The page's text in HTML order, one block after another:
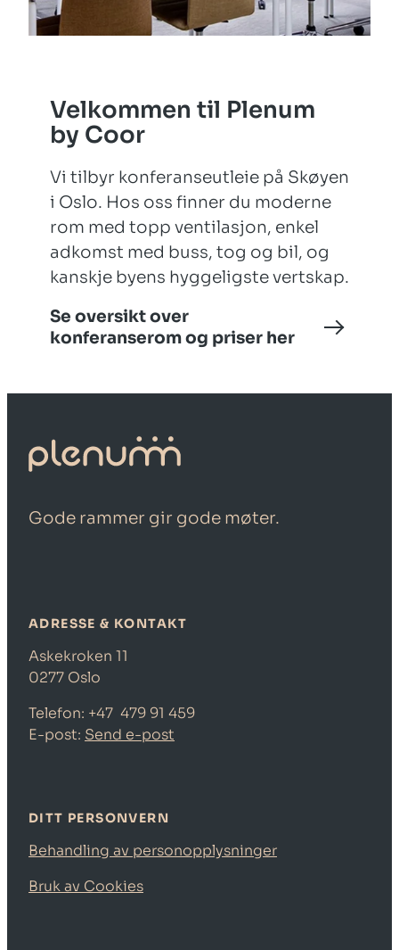
Velkommen til Plenum
by Coor
Vi tilbyr konferanseutleie på Skøyen
i Oslo. Hos oss finner du moderne
rom med topp ventilasjon, enkel
adkomst med buss, tog og bil, og
kanskje byens hyggeligste vertskap.
Se oversikt over
konferanserom og priser her
Gode rammer gir gode møter.
ADRESSE & KONTAKT
Askekroken 11
0277 Oslo
Telefon: +47 479 91 459
E-post: Send e-post
DITT PERSONVERN
Behandling av personopplysninger
Bruk av Cookies